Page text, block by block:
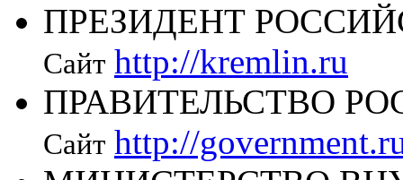
ПРЕЗИДЕНТ
Сайт http://kremlin.ru
ПРАВИТЕЛЬСТВО
Сайт http://